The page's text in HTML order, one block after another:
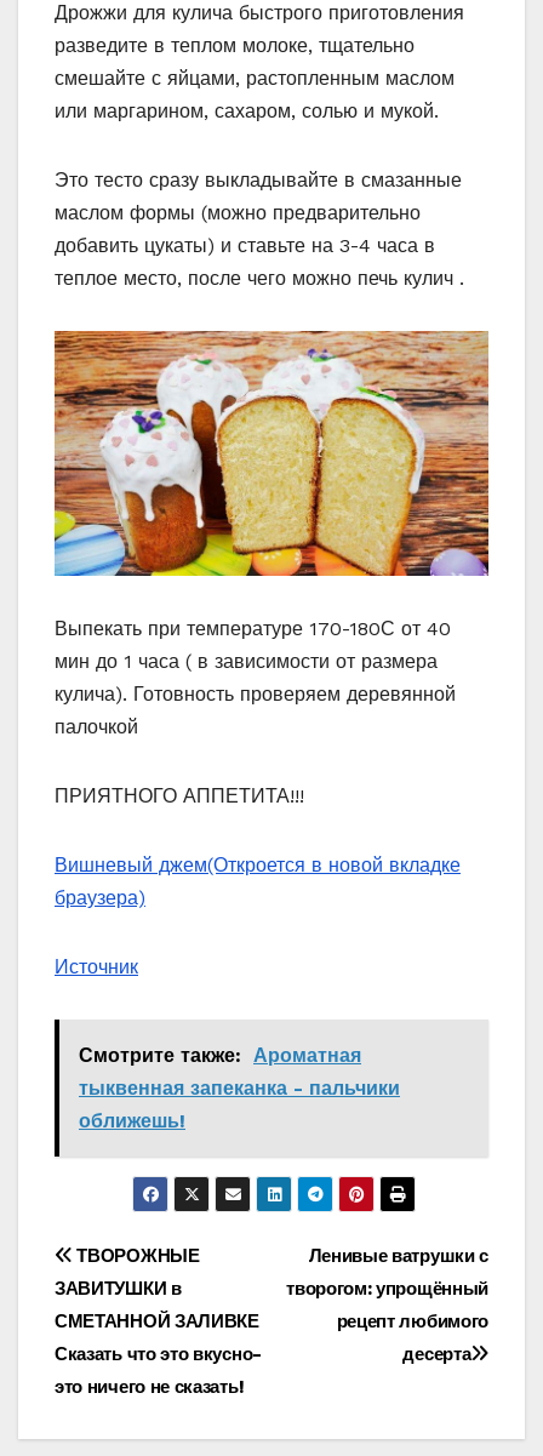
Дрожжи для кулича быстрого приготовления
разведите в теплом молоке, тщательно
смешайте с яйцами, растопленным маслом
или маргарином, сахаром, солью и мукой.
Это тесто сразу выкладывайте в смазанные
маслом формы (можно предварительно
добавить цукаты) и ставьте на 3-4 часа в
теплое место, после чего можно печь кулич .
Выпекать при температуре 170-180С от 40
мин до 1 часа ( в зависимости от размера
кулича). Готовность проверяем деревянной
палочкой
ПРИЯТНОГО АППЕТИТА!!!
Вишневый джем(Откроется в новой вкладке
браузера)
Источник
Смотрите также:
Ароматная
тыквенная запеканка - пальчики
оближешь!
Навигация
по
записям
Ленивые ватрушки с
творогом: упрощённый
рецепт любимого
десерта
ТВОРОЖНЫЕ
ЗАВИТУШКИ в
СМЕТАННОЙ ЗАЛИВКЕ
Сказать что это вкусно-
это ничего не сказать!